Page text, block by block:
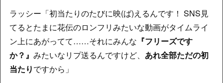
ラッシー「初当たりのたびに映(ば)えるんです！ SNS見
てるとたまに花伝のロンフリみたいな動画がタイムライ
ン上にあがってて……それにみんな 『フリーズです
か？』 みたいなリプ送るんですけど、 あれ全部ただの初
当たりですから」